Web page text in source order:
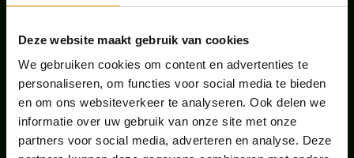
Deze website maakt gebruik van cookies
We gebruiken cookies om content en advertenties te
personaliseren, om functies voor social media te bieden
en om ons websiteverkeer te analyseren. Ook delen we
informatie over uw gebruik van onze site met onze
partners voor social media, adverteren en analyse. Deze
UNION HOUSE UTRECHT
ONS TEAM GROEIT VERDER
juni 17, 2026